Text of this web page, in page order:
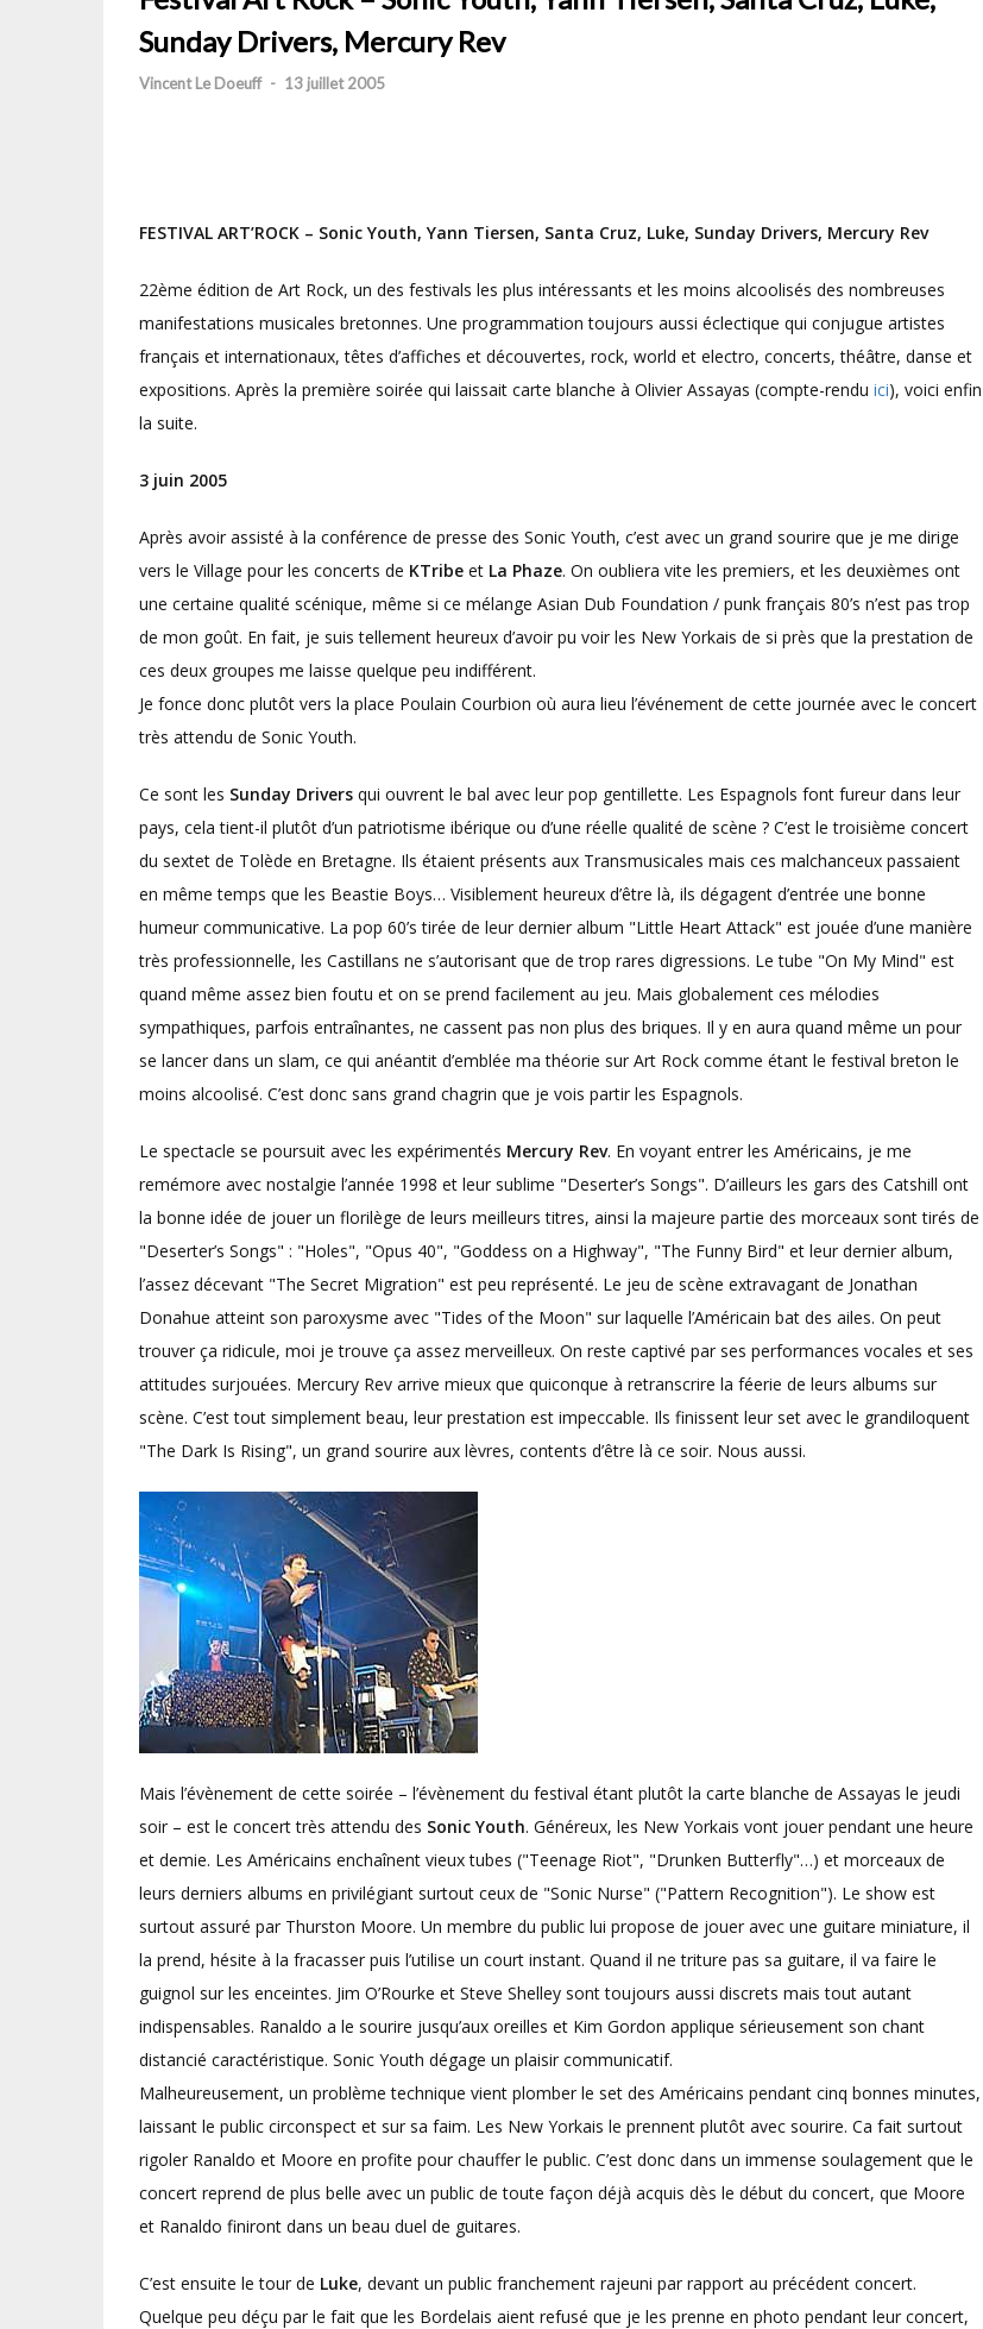
Sunday Drivers, Mercury Rev
Vincent Le Doeuff - 13 juillet 2005
FESTIVAL ART’ROCK – Sonic Youth, Yann Tiersen, Santa Cruz, Luke, Sunday Drivers, Mercury Rev
22ème édition de Art Rock, un des festivals les plus intéressants et les moins alcoolisés des nombreuses
manifestations musicales bretonnes. Une programmation toujours aussi éclectique qui conjugue artistes
français et internationaux, têtes d’affiches et découvertes, rock, world et electro, concerts, théâtre, danse et
expositions. Après la première soirée qui laissait carte blanche à Olivier Assayas (compte-rendu ici), voici enfin
la suite.
3 juin 2005
Après avoir assisté à la conférence de presse des Sonic Youth, c’est avec un grand sourire que je me dirige
vers le Village pour les concerts de KTribe et La Phaze. On oubliera vite les premiers, et les deuxièmes ont
une certaine qualité scénique, même si ce mélange Asian Dub Foundation / punk français 80’s n’est pas trop
de mon goût. En fait, je suis tellement heureux d’avoir pu voir les New Yorkais de si près que la prestation de
ces deux groupes me laisse quelque peu indifférent.
Je fonce donc plutôt vers la place Poulain Courbion où aura lieu l’événement de cette journée avec le concert
très attendu de Sonic Youth.
Ce sont les Sunday Drivers qui ouvrent le bal avec leur pop gentillette. Les Espagnols font fureur dans leur
pays, cela tient-il plutôt d’un patriotisme ibérique ou d’une réelle qualité de scène ? C’est le troisième concert
du sextet de Tolède en Bretagne. Ils étaient présents aux Transmusicales mais ces malchanceux passaient
en même temps que les Beastie Boys… Visiblement heureux d’être là, ils dégagent d’entrée une bonne
humeur communicative. La pop 60’s tirée de leur dernier album "Little Heart Attack" est jouée d’une manière
très professionnelle, les Castillans ne s’autorisant que de trop rares digressions. Le tube "On My Mind" est
quand même assez bien foutu et on se prend facilement au jeu. Mais globalement ces mélodies
sympathiques, parfois entraînantes, ne cassent pas non plus des briques. Il y en aura quand même un pour
se lancer dans un slam, ce qui anéantit d’emblée ma théorie sur Art Rock comme étant le festival breton le
moins alcoolisé. C’est donc sans grand chagrin que je vois partir les Espagnols.
Le spectacle se poursuit avec les expérimentés Mercury Rev. En voyant entrer les Américains, je me
remémore avec nostalgie l’année 1998 et leur sublime "Deserter’s Songs". D’ailleurs les gars des Catshill ont
la bonne idée de jouer un florilège de leurs meilleurs titres, ainsi la majeure partie des morceaux sont tirés de
"Deserter’s Songs" : "Holes", "Opus 40", "Goddess on a Highway", "The Funny Bird" et leur dernier album,
l’assez décevant "The Secret Migration" est peu représenté. Le jeu de scène extravagant de Jonathan
Donahue atteint son paroxysme avec "Tides of the Moon" sur laquelle l’Américain bat des ailes. On peut
trouver ça ridicule, moi je trouve ça assez merveilleux. On reste captivé par ses performances vocales et ses
attitudes surjouées. Mercury Rev arrive mieux que quiconque à retranscrire la féerie de leurs albums sur
scène. C’est tout simplement beau, leur prestation est impeccable. Ils finissent leur set avec le grandiloquent
"The Dark Is Rising", un grand sourire aux lèvres, contents d’être là ce soir. Nous aussi.
Mais l’évènement de cette soirée – l’évènement du festival étant plutôt la carte blanche de Assayas le jeudi
soir – est le concert très attendu des Sonic Youth. Généreux, les New Yorkais vont jouer pendant une heure
et demie. Les Américains enchaînent vieux tubes ("Teenage Riot", "Drunken Butterfly"…) et morceaux de
leurs derniers albums en privilégiant surtout ceux de "Sonic Nurse" ("Pattern Recognition"). Le show est
surtout assuré par Thurston Moore. Un membre du public lui propose de jouer avec une guitare miniature, il
la prend, hésite à la fracasser puis l’utilise un court instant. Quand il ne triture pas sa guitare, il va faire le
guignol sur les enceintes. Jim O’Rourke et Steve Shelley sont toujours aussi discrets mais tout autant
indispensables. Ranaldo a le sourire jusqu’aux oreilles et Kim Gordon applique sérieusement son chant
distancié caractéristique. Sonic Youth dégage un plaisir communicatif.
Malheureusement, un problème technique vient plomber le set des Américains pendant cinq bonnes minutes,
laissant le public circonspect et sur sa faim. Les New Yorkais le prennent plutôt avec sourire. Ca fait surtout
rigoler Ranaldo et Moore en profite pour chauffer le public. C’est donc dans un immense soulagement que le
concert reprend de plus belle avec un public de toute façon déjà acquis dès le début du concert, que Moore
et Ranaldo finiront dans un beau duel de guitares.
C’est ensuite le tour de Luke, devant un public franchement rajeuni par rapport au précédent concert.
Quelque peu déçu par le fait que les Bordelais aient refusé que je les prenne en photo pendant leur concert,